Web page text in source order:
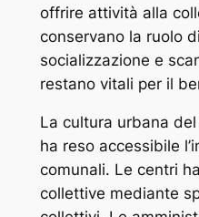
offrire attività alla
conservano la ruolo
socializzazione e
restano vitali per il
La cultura urbana
ha reso accessibile
comunali. Le centri
collettive mediante